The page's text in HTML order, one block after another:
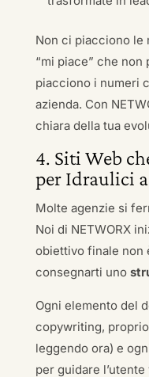
Non ci piacciono le
“mi piace” che
piacciono i numeri
azienda. Con
chiara della tua
4. Siti Web
per Idraulici
Molte agenzie si
Noi di NETWORX
obiettivo finale non
consegnarti uno
Ogni elemento del
copywriting,
leggendo ora) e
per guidare